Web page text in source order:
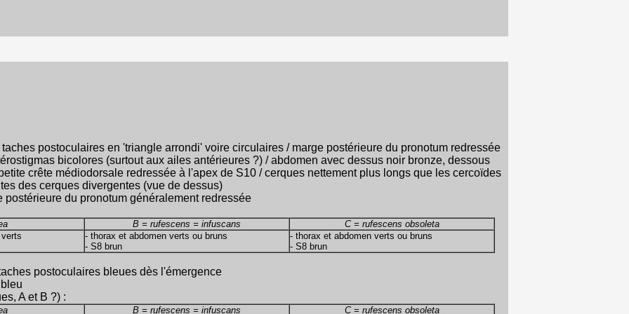
postoculaires en 'triangle arrondi' voire circulaires / marge postérieure du pronotum redressée
bicolores (surtout aux ailes antérieures ?) / abdomen avec dessus noir bronze, dessous
crête médiodorsale redressée à l'apex de S10 / cerques nettement plus longs que les cercoïdes
des cerques divergentes (vue de dessus)
postérieure du pronotum généralement redressée
B = rufescens = infuscans
C = rufescens obsoleta
- thorax et abdomen verts ou bruns
- S8 brun
- thorax et abdomen verts ou bruns
- S8 brun
postoculaires bleues dès l'émergence
A et B ?) :
B = rufescens = infuscans C = rufescens obsoleta